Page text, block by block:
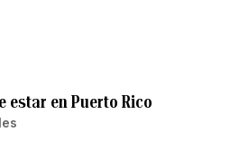
estar en Puerto Rico